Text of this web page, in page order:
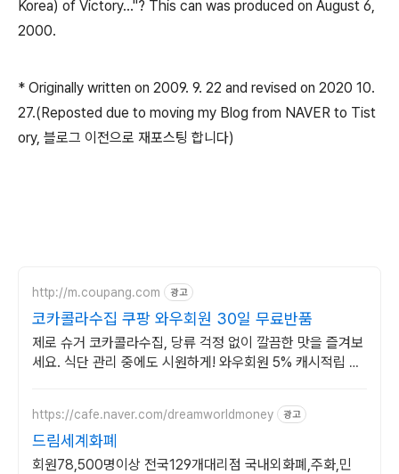
Korea) of Victory..."? This can was produced on August 6,
2000.
* Originally written on 2009. 9. 22 and revised on 2020 10.
27.(Reposted due to moving my Blog from NAVER to Tist
ory, 블로그 이전으로 재포스팅 합니다)
http://m.coupang.com 광고
코카콜라수집 쿠팡 와우회원 30일 무료반품
제로 슈거 코카콜라수집, 당류 걱정 없이 깔끔한 맛을 즐겨보
세요. 식단 관리 중에도 시원하게! 와우회원 5% 캐시적립 혜
https://cafe.naver.com/dreamworldmoney 광고
드림세계화폐
회원78,500명이상 전국129개대리점 국내외화폐,주화,민